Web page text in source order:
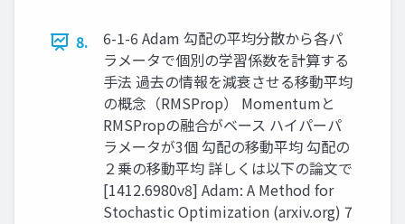
8.
6-1-6 Adam 勾配の平均分散から各パ
ラメータで個別の学習係数を計算する
手法 過去の情報を減衰させる移動平均
の概念（RMSProp） Momentumと
RMSPropの融合がベース ハイパーパ
ラメータが3個 勾配の移動平均 勾配の
２乗の移動平均 詳しくは以下の論文で
[1412.6980v8] Adam: A Method for
Stochastic Optimization (arxiv.org) 7